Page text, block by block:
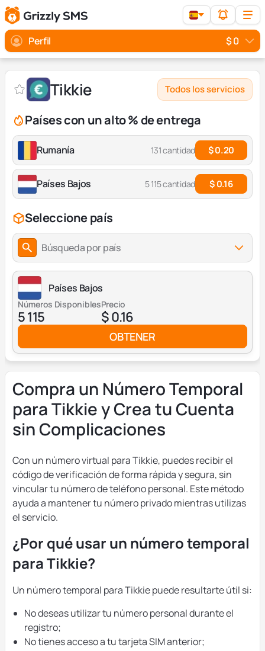
Perfil $ 0
Tikkie Todos los servicios
Países con un alto % de entrega
Rumanía 131 cantidad $ 0.20
Países Bajos 5 115 cantidad $ 0.16
Seleccione país
Búsqueda por país
Países Bajos
Números Disponibles
5 115
Precio
$ 0.16
OBTENER
Compra un Número Temporal
para Tikkie y Crea tu Cuenta
sin Complicaciones
Con un número virtual para Tikkie, puedes recibir el
código de verificación de forma rápida y segura, sin
vincular tu número de teléfono personal. Este método
ayuda a mantener tu número privado mientras utilizas
el servicio.
¿Por qué usar un número temporal
para Tikkie?
Un número temporal para Tikkie puede resultarte útil si:
No deseas utilizar tu número personal durante el
registro;
No tienes acceso a tu tarjeta SIM anterior;